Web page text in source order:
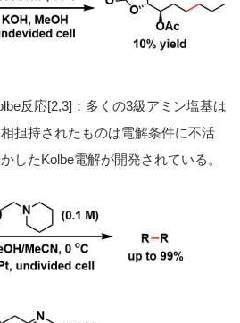
反応[2,3]：多くの3級アミン塩基は
担持されたものは電解条件に不活
したKolbe電解が開発されている。